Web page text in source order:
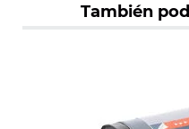
También